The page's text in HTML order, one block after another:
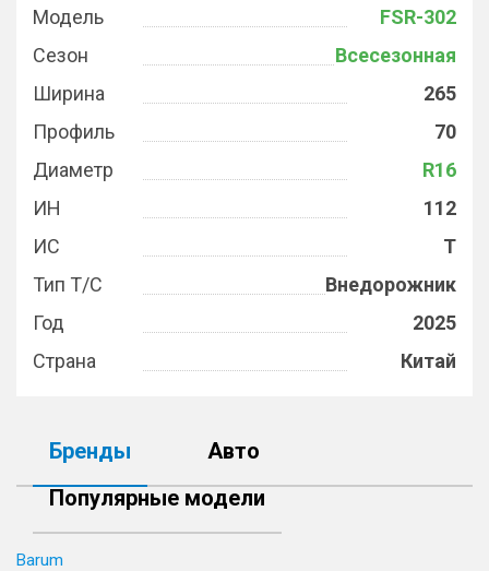
Модель
FSR-302
Сезон
Всесезонная
Ширина
265
Профиль
70
Диаметр
R16
ИН
112
ИС
T
Тип Т/С
Внедорожник
Год
2025
Страна
Китай
Бренды
Авто
Популярные модели
Barum